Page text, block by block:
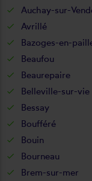
Auchay-sur-
Avrillé
Bazoges-en-
Beaufou
Beaurepaire
Belleville-sur-vie
Bessay
Boufféré
Bouin
Bourneau
Brem-sur-mer